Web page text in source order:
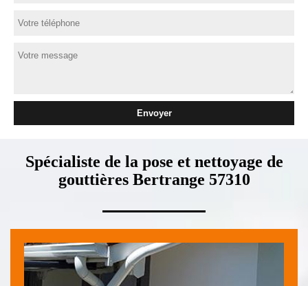
Spécialiste de la pose et nettoyage de
gouttières Bertrange 57310